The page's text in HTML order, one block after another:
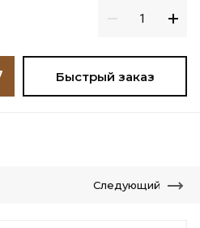
Быстрый заказ
Следующий